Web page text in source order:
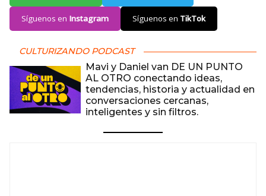
Síguenos en Instagram Síguenos en TikTok
CULTURIZANDO PODCAST
Mavi y Daniel van DE UN PUNTO
AL OTRO conectando ideas,
tendencias, historia y actualidad en
conversaciones cercanas,
inteligentes y sin filtros.